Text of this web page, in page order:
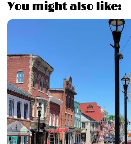
You might also like: